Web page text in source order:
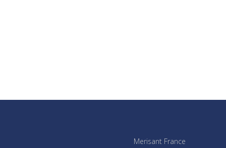
Merisant France